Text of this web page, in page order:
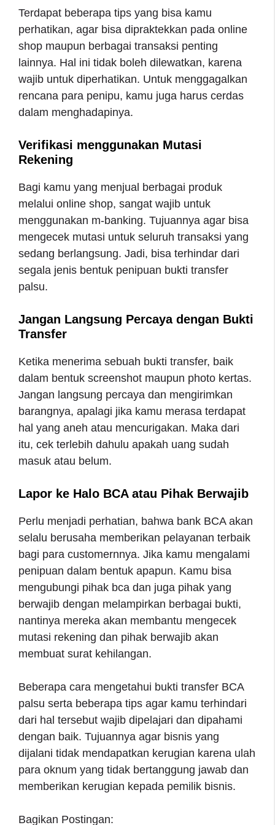
Terdapat beberapa tips yang bisa kamu
perhatikan, agar bisa dipraktekkan pada online
shop maupun berbagai transaksi penting
lainnya. Hal ini tidak boleh dilewatkan, karena
wajib untuk diperhatikan. Untuk menggagalkan
rencana para penipu, kamu juga harus cerdas
dalam menghadapinya.
Verifikasi menggunakan Mutasi
Rekening
Bagi kamu yang menjual berbagai produk
melalui online shop, sangat wajib untuk
menggunakan m-banking. Tujuannya agar bisa
mengecek mutasi untuk seluruh transaksi yang
sedang berlangsung. Jadi, bisa terhindar dari
segala jenis bentuk penipuan bukti transfer
palsu.
Jangan Langsung Percaya dengan Bukti
Transfer
Ketika menerima sebuah bukti transfer, baik
dalam bentuk screenshot maupun photo kertas.
Jangan langsung percaya dan mengirimkan
barangnya, apalagi jika kamu merasa terdapat
hal yang aneh atau mencurigakan. Maka dari
itu, cek terlebih dahulu apakah uang sudah
masuk atau belum.
Lapor ke Halo BCA atau Pihak Berwajib
Perlu menjadi perhatian, bahwa bank BCA akan
selalu berusaha memberikan pelayanan terbaik
bagi para customernnya. Jika kamu mengalami
penipuan dalam bentuk apapun. Kamu bisa
mengubungi pihak bca dan juga pihak yang
berwajib dengan melampirkan berbagai bukti,
nantinya mereka akan membantu mengecek
mutasi rekening dan pihak berwajib akan
membuat surat kehilangan.
Beberapa cara mengetahui bukti transfer BCA
palsu serta beberapa tips agar kamu terhindari
dari hal tersebut wajib dipelajari dan dipahami
dengan baik. Tujuannya agar bisnis yang
dijalani tidak mendapatkan kerugian karena ulah
para oknum yang tidak bertanggung jawab dan
memberikan kerugian kepada pemilik bisnis.
Bagikan Postingan: